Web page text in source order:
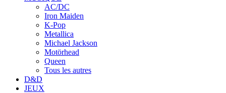
AC/DC
Iron Maiden
K-Pop
Metallica
Michael Jackson
Motörhead
Queen
Tous les autres
D&D
JEUX